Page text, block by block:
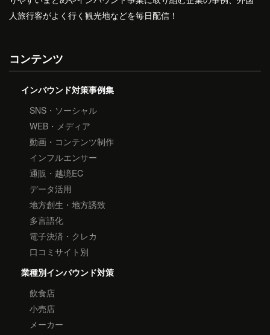
人旅行客がよく行く観光地などを毎日配信！
コンテンツ
インバウンド対策事例集
SNS・ソーシャル
WEB・メディア
動画・コンテンツ制作
インフルエンサー
通販・越境EC
データ活用
地方創生・地方誘致
多言語化
電子決済・クレカ
口コミサイト別
業種別インバウンド対策
飲食店
小売店
メーカー